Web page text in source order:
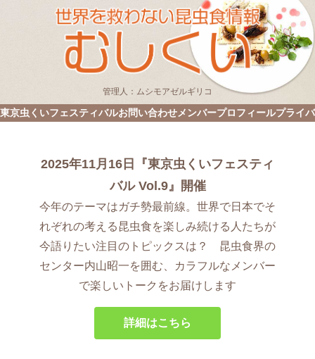
管理人：ムシモアゼルギリコ
東京虫くいフェスティバルお問い合わせメンバープロフィールプライ
2025年11月16日『東京虫くいフェスティ
バル Vol.9』開催
今年のテーマはガチ勢最前線。世界で日本でそ
れぞれの考える昆虫食を楽しみ続ける人たちが
今語りたい注目のトピックスは？ 昆虫食界の
センター内山昭一を囲む、カラフルなメンバー
で楽しいトークをお届けします
詳細はこちら